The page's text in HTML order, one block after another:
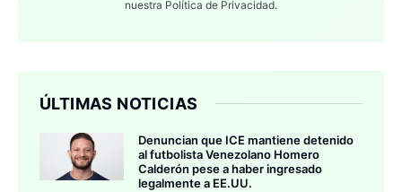
nuestra Política de Privacidad.
ÚLTIMAS NOTICIAS
Denuncian que ICE mantiene detenido
al futbolista Venezolano Homero
Calderón pese a haber ingresado
legalmente a EE.UU.